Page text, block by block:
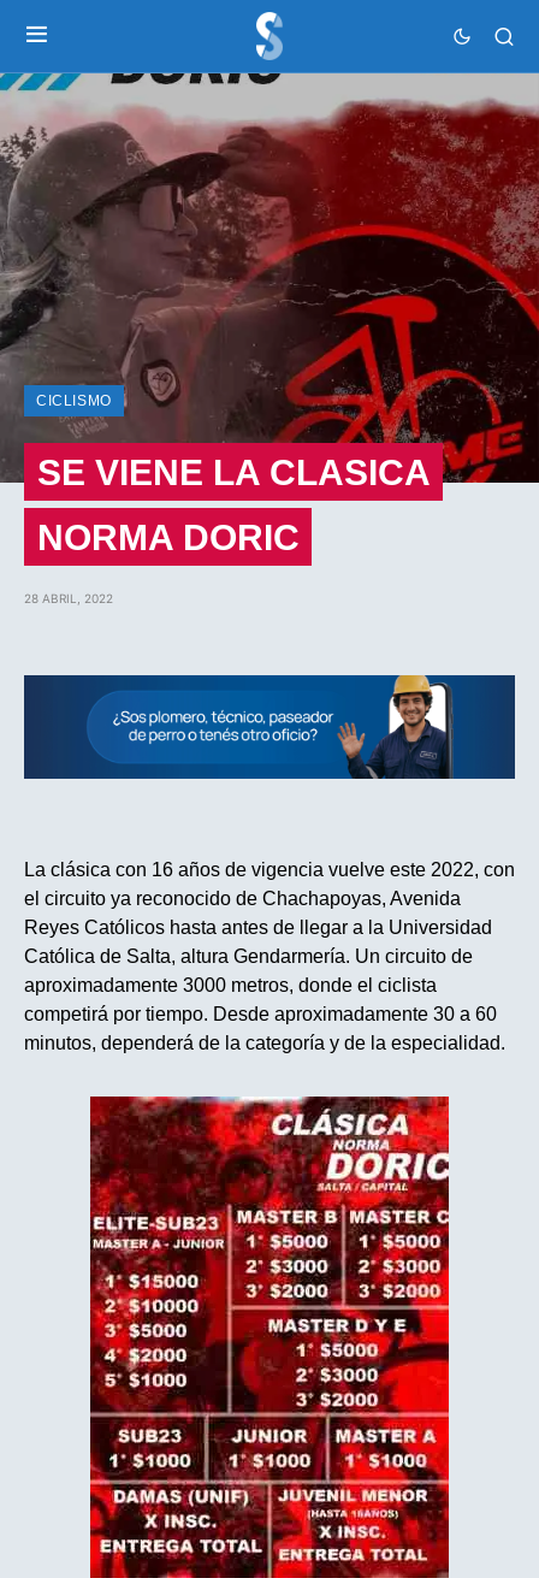
CICLISMO
SE VIENE LA CLASICA
NORMA DORIC
28 ABRIL, 2022
La clásica con 16 años de vigencia vuelve este 2022, con
el circuito ya reconocido de Chachapoyas, Avenida
Reyes Católicos hasta antes de llegar a la Universidad
Católica de Salta, altura Gendarmería. Un circuito de
aproximadamente 3000 metros, donde el ciclista
competirá por tiempo. Desde aproximadamente 30 a 60
minutos, dependerá de la categoría y de la especialidad.